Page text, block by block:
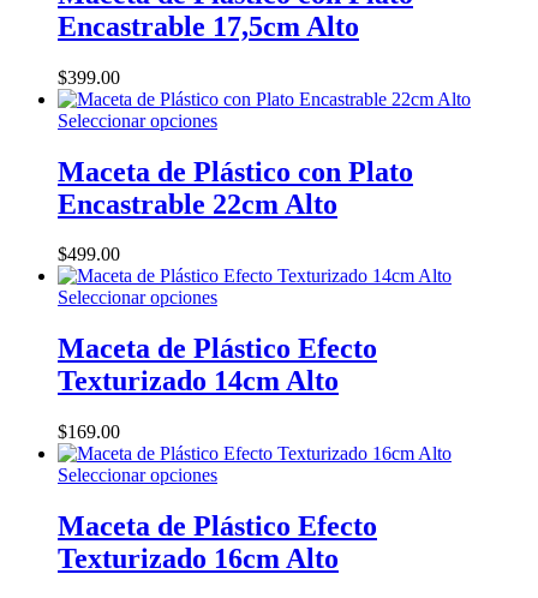
múltiples
variantes.
se
pueden
elegir
en
la
página
de
Encastrable 17,5cm Alto
$399.00
Seleccionar opcionesEste
tiene
múltiples
variantes.
se
pueden
en
la
página
de
Maceta de Plástico con Plato
Encastrable 22cm Alto
$499.00
Seleccionar opcionesEste
tiene
múltiples
variantes.
se
pueden
elegir
en
la
página
de
Maceta de Plástico Efecto
Texturizado 14cm Alto
$169.00
Seleccionar opcionesEste
tiene
múltiples
variantes.
Maceta de Plástico Efecto
Texturizado 16cm Alto